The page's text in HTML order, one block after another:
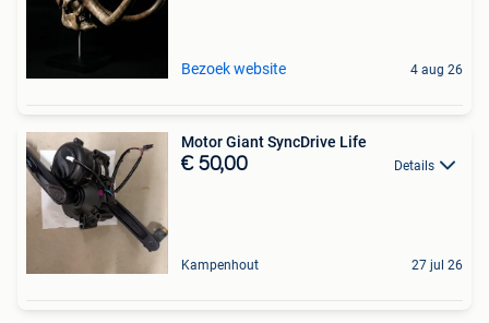
Bezoek website 4 aug 26
Motor Giant SyncDrive Life
€ 50,00 Details
Kampenhout 27 jul 26